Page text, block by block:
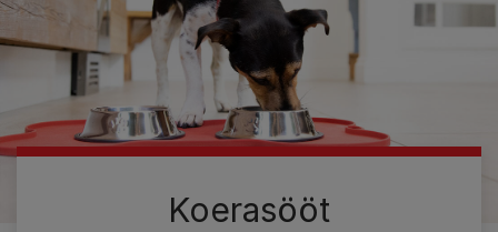
Koerasööt